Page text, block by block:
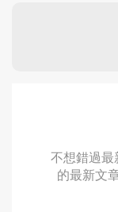
不想錯過最
的最新文